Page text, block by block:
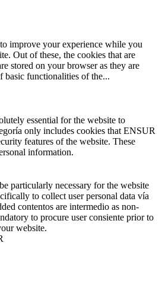
improve your experience while you
Out of these, the cookies that are
stored on your browser as they are
basic functionalities of the...
essential for the website to
only includes cookies that ENSUR
features of the website. These
information.
particularly necessary for the website
to collect user personal data vía
contentos are intermedio as non-
to procure user consiente prior to
website.